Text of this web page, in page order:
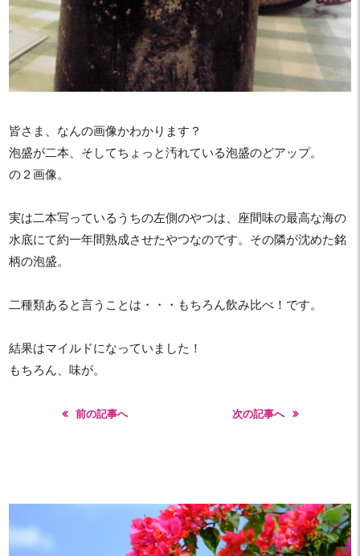
皆さま、なんの画像かわかります？
泡盛が二本、そしてちょっと汚れている泡盛のどアップ。
の２画像。
実は二本写っているうちの左側のやつは、座間味の最高な海の
水底にて約一年間熟成させたやつなのです。その隣が沈めた銘
柄の泡盛。
二種類あると言うことは・・・もちろん飲み比べ！です。
結果はマイルドになっていました！
もちろん、味が。
前の記事へ 次の記事へ